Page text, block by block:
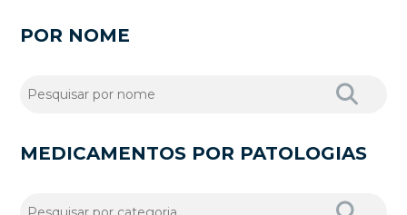
POR NOME
MEDICAMENTOS POR PATOLOGIAS